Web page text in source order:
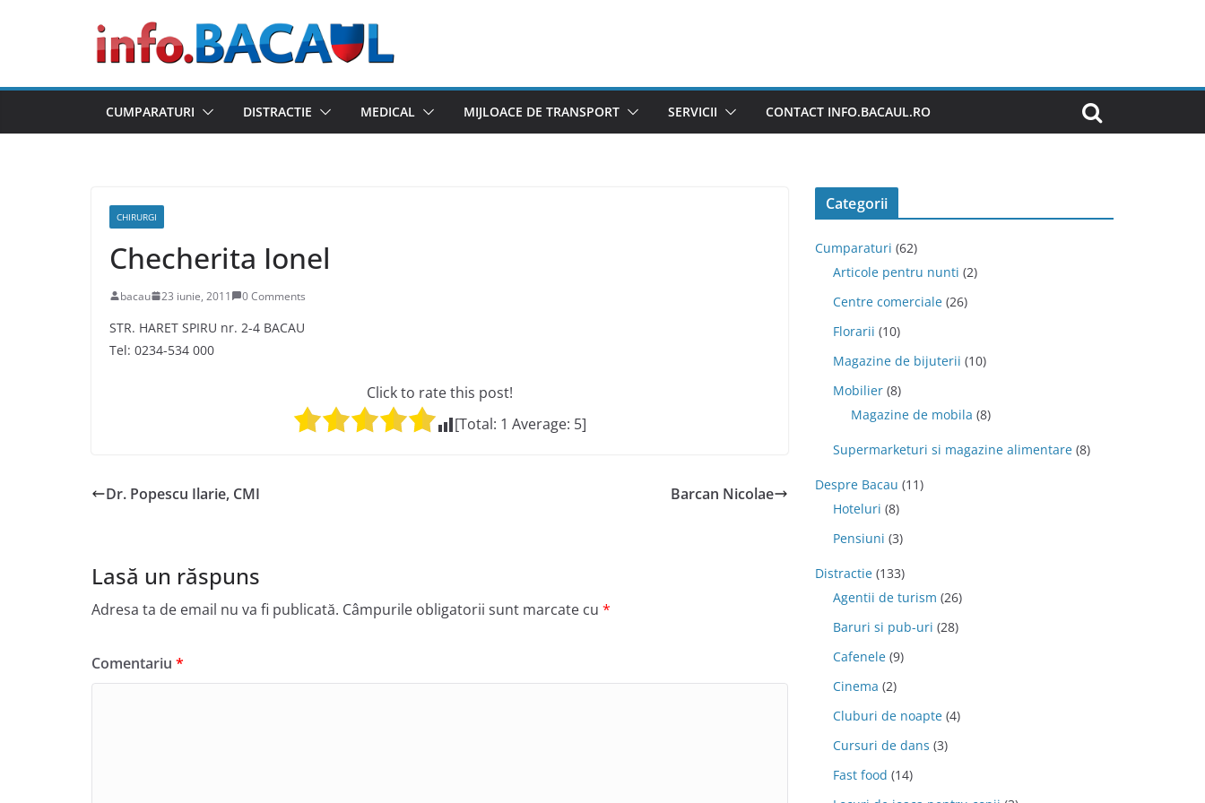
CUMPARATURI DISTRACTIE MEDICAL MIJLOACE DE TRANSPORT SERVICII CONTACT INFO.BACAUL.RO
CHIRURGI
Checherita Ionel
bacau 23 iunie, 2011 0 Comments
STR. HARET SPIRU nr. 2-4 BACAU
Tel: 0234-534 000
Click to rate this post!
[Total: 1 Average: 5]
Dr. Popescu Ilarie, CMI Barcan Nicolae
Lasă un răspuns
Adresa ta de email nu va fi publicată. Câmpurile obligatorii sunt marcate cu *
Comentariu *
Categorii
Cumparaturi (62)
Articole pentru nunti (2)
Centre comerciale (26)
Florarii (10)
Magazine de bijuterii (10)
Mobilier (8)
Magazine de mobila (8)
Supermarketuri si magazine alimentare (8)
Despre Bacau (11)
Hoteluri (8)
Pensiuni (3)
Distractie (133)
Agentii de turism (26)
Baruri si pub-uri (28)
Cafenele (9)
Cinema (2)
Cluburi de noapte (4)
Cursuri de dans (3)
Fast food (14)